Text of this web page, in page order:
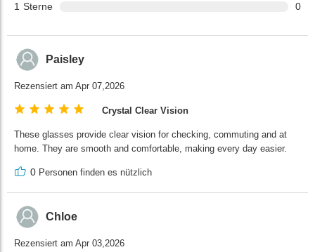
1 Sterne 0
Paisley
Rezensiert am Apr 07,2026
Crystal Clear Vision
These glasses provide clear vision for checking, commuting and at
home. They are smooth and comfortable, making every day easier.
0 Personen finden es nützlich
Chloe
Rezensiert am Apr 03,2026